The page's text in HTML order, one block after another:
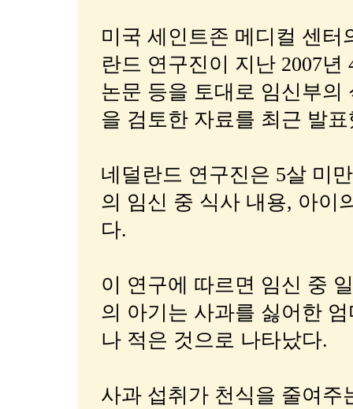
미국 세인트존 메디컬 센
란드 연구진이 지난 2007년
논문 등을 토대로 임신부
을 검토한 자료를 최근 발
네덜란드 연구진은 5살 미
의 임신 중 식사 내용, 아이
다.
이 연구에 따르면 임신 중
의 아기는 사과를 싫어한
나 적은 것으로 나타났다.
사과 섭취가 천식을 줄여주